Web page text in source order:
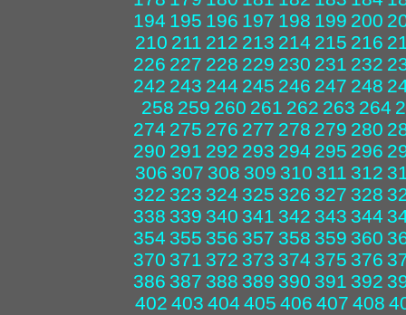
194 195 196 197 198 199 200
210 211 212 213 214 215 216
226 227 228 229 230 231 232
242 243 244 245 246 247 248
258 259 260 261 262 263 264
274 275 276 277 278 279 280
290 291 292 293 294 295 296
306 307 308 309 310 311 312
322 323 324 325 326 327 328
338 339 340 341 342 343 344
354 355 356 357 358 359 360
370 371 372 373 374 375 376
386 387 388 389 390 391 392
402 403 404 405 406 407 408